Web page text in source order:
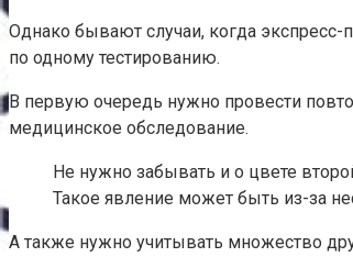
Однако бывают случаи, когда экспресс-
по одному тестированию.
В первую очередь нужно провести
медицинское обследование.
Не нужно забывать и о цвете
Такое явление может быть из-за
А также нужно учитывать множество